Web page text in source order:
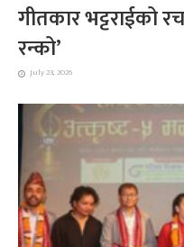
गीतकार भट्टराईको
रन्को’
July 23, 2026